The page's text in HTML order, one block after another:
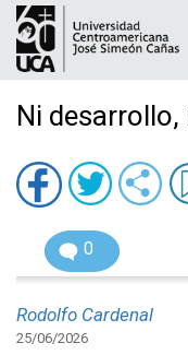
Ni
0
Rodolfo Cardenal
25/06/2026